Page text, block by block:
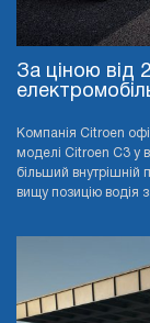
За ціною від
Компанія Citroen
моделі Citroen C3 у
більший внутрішній
вищу позицію водія